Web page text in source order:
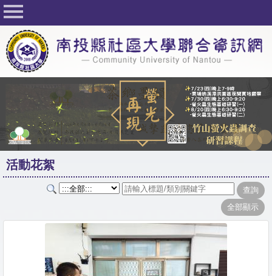
回首頁
關於社大
公佈欄
最新活動
活動花絮
課程一覽表
志工與社團
社大學習Q&A
網路選課
活動花絮